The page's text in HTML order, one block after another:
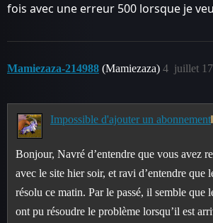
fois avec une erreur 500 lorsque je
Mamiezaza-214988 (Mamiezaza) juillet
4
Impossible d'ajouter un abonnement
Bonjour, Navré d’entendre que vous avez
avec le site hier soir, et ravi d’entendre que
résolu ce matin. Par le passé, il semble que
ont pu résoudre le problème lorsqu’il est